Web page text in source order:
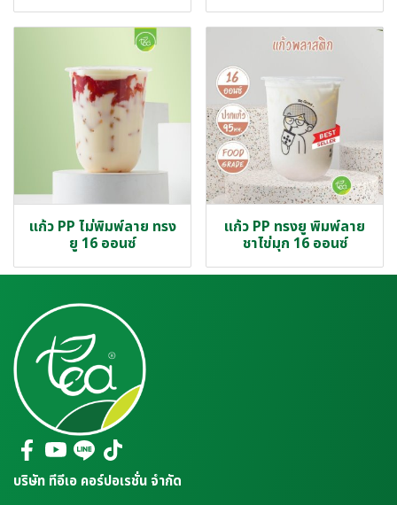
แก้ว PP ไม่พิมพ์ลาย ทรง
ยู 16 ออนซ์
แก้ว PP ทรงยู พิมพ์ลาย
ชาไข่มุก 16 ออนซ์
บริษัท ทีอีเอ คอร์ปอเรชั่น จำกัด